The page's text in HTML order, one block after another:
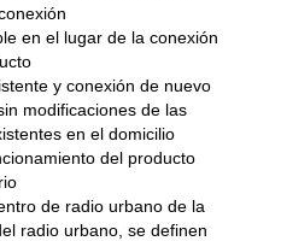
en el lugar de la conexión
y conexión de nuevo
modificaciones de las
en el domicilio
del producto
de radio urbano de la
radio urbano, se definen